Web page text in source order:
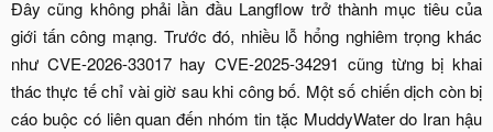
Đây cũng không phải lần đầu Langflow trở thành mục tiêu của
giới tấn công mạng. Trước đó, nhiều lỗ hổng nghiêm trọng khác
như CVE-2026-33017 hay CVE-2025-34291 cũng từng bị khai
thác thực tế chỉ vài giờ sau khi công bố. Một số chiến dịch còn bị
cáo buộc có liên quan đến nhóm tin tặc MuddyWater do Iran hậu